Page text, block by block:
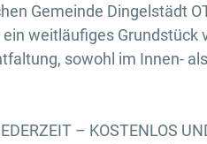
Gemeinde Dingelstädt
weitläufiges Grundstück
sowohl im Innen-
– KOSTENLOS